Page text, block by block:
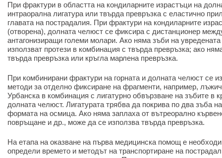
При фрактури в областта на кондиларните израстъци на
интраорална лигатура или твърда превръзка с еластично
главата на пострадалия. При фрактури на кондиларните
(отворена), долната челюст се фиксира с дистанционер
антагонизиращи големи молари. Ако няма зъби на
използват протези в комбинация с твърда превръзка; ако
твърда превръзка или кръгла марлена превръзка.
При комбинирани фрактури на горната и долната челюст се
методи за отделно фиксиране на фрагменти, например,
Урбанска в комбинация с лигатурно обвързване на зъбите в
долната челюст. Лигатурата трябва да покрива по два зъба
формата на осмица. Ако няма заплаха от вътреорално
повръщане и др., може да се използва твърда превръзка.
На етапа на оказване на първа медицинска помощ е
определи времето и методът на транспортиране на